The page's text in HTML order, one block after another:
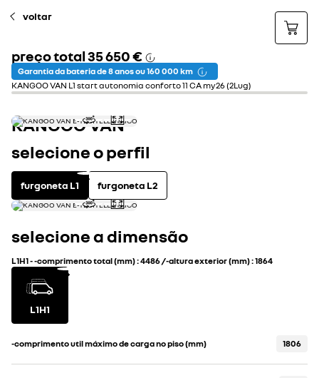
voltar
preço total35 650 €
Garantia da bateria de 8 anos ou 160 000 km
KANGOO VAN L1 start autonomia conforto 11 CA my26 (2Lug)
KANGOO VAN
selecione o perfil
furgoneta L1 furgoneta L2
selecione a dimensão
L1H1--comprimento total (mm):4486/-altura exterior (mm):1864
L1H1
-comprimento util máximo de carga no piso (mm) 1806